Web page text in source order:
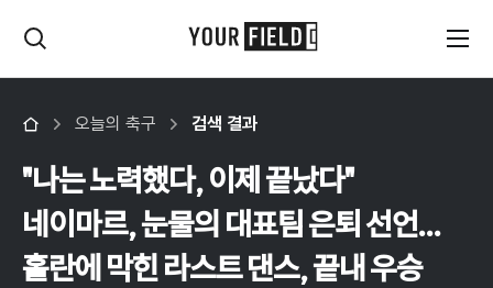
오늘의 축구 검색 결과
"나는 노력했다, 이제 끝났다"
네이마르, 눈물의 대표팀 은퇴 선언…
홀란에 막힌 라스트 댄스, 끝내 우승